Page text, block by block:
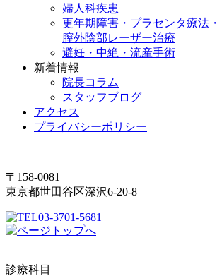
婦人科疾患
更年期障害・プラセンタ療法・
膣外陰部レーザー治療
避妊・中絶・流産手術
新着情報
院長コラム
スタッフブログ
アクセス
プライバシーポリシー
〒158-0081
東京都世田谷区深沢6-20-8
03-3701-5681
診療科目